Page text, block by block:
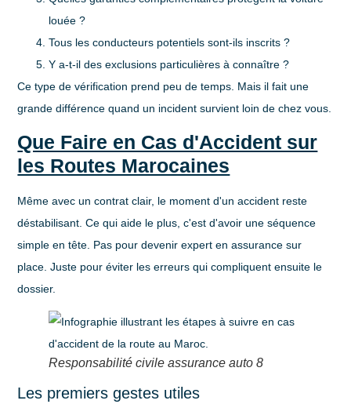
louée ?
Tous les conducteurs potentiels sont-ils inscrits ?
Y a-t-il des exclusions particulières à connaître ?
Ce type de vérification prend peu de temps. Mais il fait une
grande différence quand un incident survient loin de chez vous.
Que Faire en Cas d'Accident sur
les Routes Marocaines
Même avec un contrat clair, le moment d'un accident reste
déstabilisant. Ce qui aide le plus, c'est d'avoir une séquence
simple en tête. Pas pour devenir expert en assurance sur
place. Juste pour éviter les erreurs qui compliquent ensuite le
dossier.
Responsabilité civile assurance auto 8
Les premiers gestes utiles